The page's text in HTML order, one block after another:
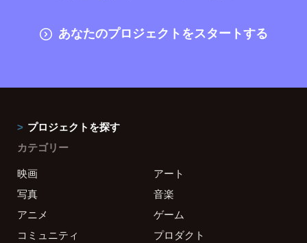
あなたのプロジェクトをスタートする
プロジェクトを探す
カテゴリー
映画
アート
写真
音楽
アニメ
ゲーム
コミュニティ
プロダクト